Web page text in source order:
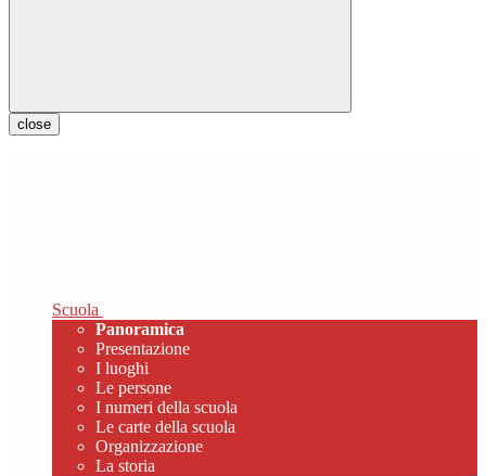
close
Scuola
Panoramica
Presentazione
I luoghi
Le persone
I numeri della scuola
Le carte della scuola
Organizzazione
La storia